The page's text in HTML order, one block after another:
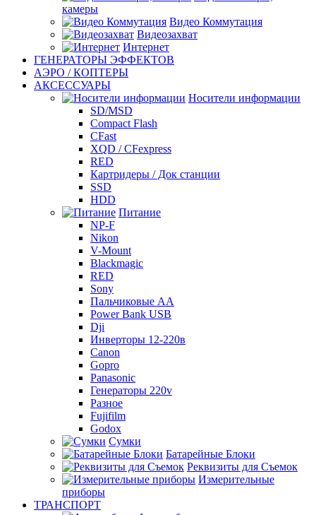
камеры
Видео Коммутация
Видеозахват
Интернет
ГЕНЕРАТОРЫ ЭФФЕКТОВ
АЭРО / КОПТЕРЫ
АКСЕССУАРЫ
Носители информации
SD/MSD
Compact Flash
CFast
XQD / CFexpress
RED
Картридеры / Док станции
SSD
HDD
Питание
NP-F
Nikon
V-Mount
Blackmagic
RED
Sony
Пальчиковые AA
Power Bank USB
Dji
Инверторы 12-220в
Canon
Gopro
Panasonic
Генераторы 220v
Разное
Fujifilm
Godox
Сумки
Батарейные Блоки
Реквизиты для Съемок
Измерительные
приборы
ТРАНСПОРТ